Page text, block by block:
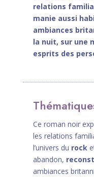
relations
manie aussi
ambiances
la nuit, sur une
esprits des
Ce roman noir
les relations
l’univers du rock
abandon,
ambiances